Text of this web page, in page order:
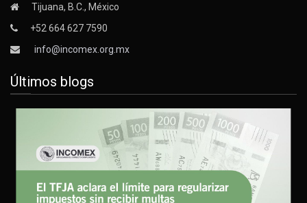
Tijuana, B.C., México
+52 664 627 7590
info@incomex.org.mx
Últimos blogs